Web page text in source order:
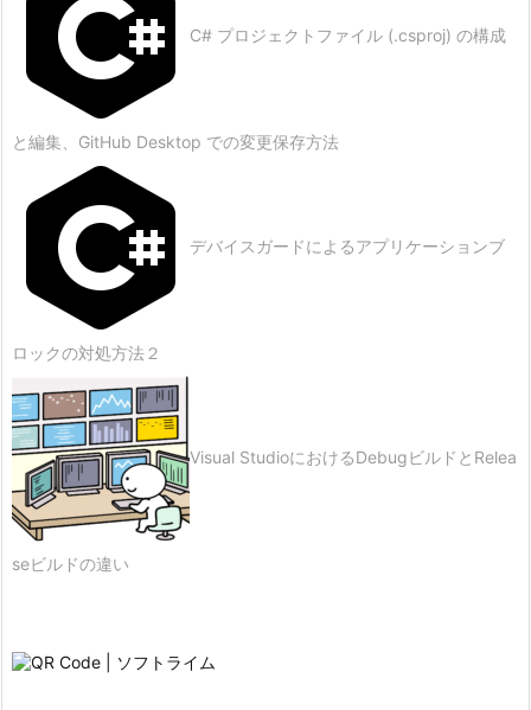
C# プロジェクトファイル (.csproj) の構成
と編集、GitHub Desktop での変更保存方法
デバイスガードによるアプリケーションブ
ロックの対処方法２
Visual StudioにおけるDebugビルドとRelea
seビルドの違い